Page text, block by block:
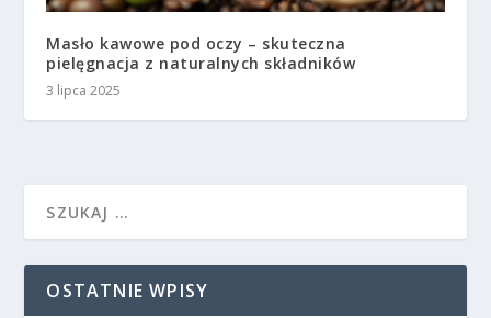
Masło kawowe pod oczy – skuteczna
pielęgnacja z naturalnych składników
3 lipca 2025
OSTATNIE WPISY